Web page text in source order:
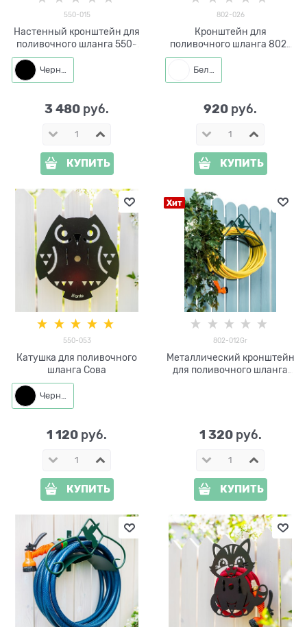
550-015
Настенный кронштейн для
поливочного шланга 550-
015
Черный
3 480 руб.
КУПИТЬ
802-026
Кронштейн для
поливочного шланга 802-
026
Белый
920 руб.
КУПИТЬ
550-053
Катушка для поливочного
шланга Сова
Черный
1 120 руб.
КУПИТЬ
Хит
802-012Gr
Металлический кронштейн
для поливочного шланга
1 320 руб.
КУПИТЬ